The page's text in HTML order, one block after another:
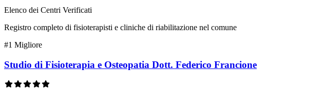
Elenco dei Centri Verificati
Registro completo di fisioterapisti e cliniche di riabilitazione nel comune
#1 Migliore
Studio di Fisioterapia e Osteopatia Dott. Federico Francione